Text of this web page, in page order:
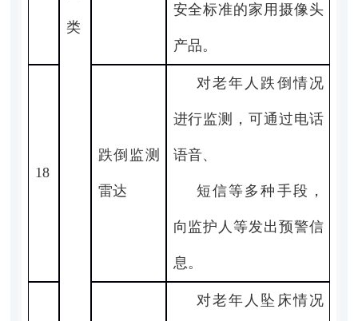
类
安全标准的家用摄像头
产品。
18
跌倒监测
雷达
对老年人跌倒情况
进行监测，可通过电话
语音、
短信等多种手段，
向监护人等发出预警信
息。
对老年人坠床情况